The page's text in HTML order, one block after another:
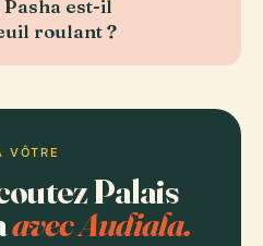
est-il
roulant ?
VÔTRE
Palais
avec Audiala.